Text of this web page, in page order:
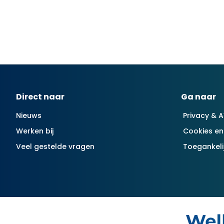
Contactinformatie
Direct naar
Nieuws
Werken bij
Veel gestelde vragen
Ga naar
Privacy &
Cookies